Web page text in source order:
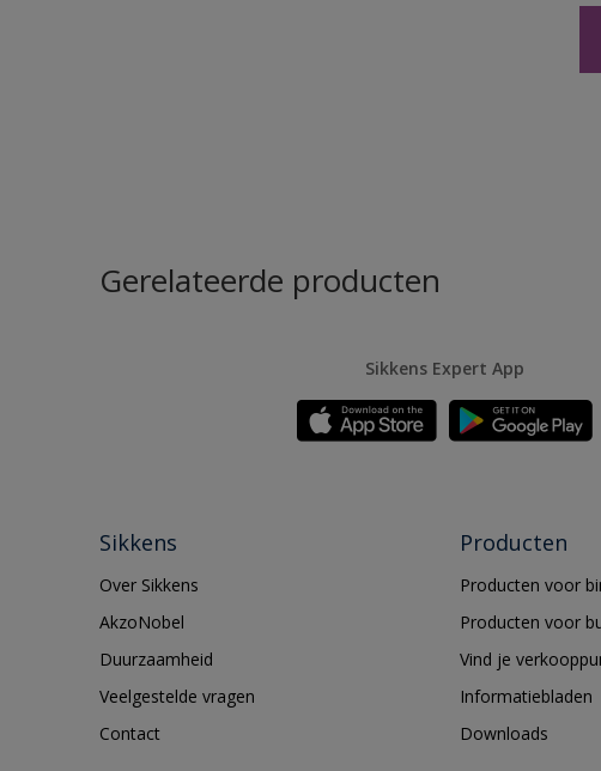
Gerelateerde producten
Sikkens Expert App
Sikkens
Over Sikkens
AkzoNobel
Duurzaamheid
Veelgestelde vragen
Contact
Producten
Producten voor
Producten voor
Vind je
Informatiebladen
Downloads